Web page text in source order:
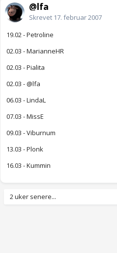
@lfa
Skrevet 17. februar 2007
19.02 - Petroline
02.03 - MarianneHR
02.03 - Pialita
02.03 - @lfa
06.03 - LindaL
07.03 - MissE
09.03 - Viburnum
13.03 - Plonk
16.03 - Kummin
2 uker senere...